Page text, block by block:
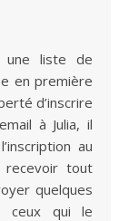
en première
d’inscrire
à Julia, il
au
recevoir tout
quelques
ceux qui le